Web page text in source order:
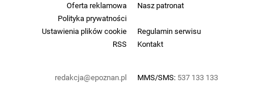
Oferta reklamowa
Nasz patronat
Polityka prywatności
Ustawienia plików cookie
Regulamin serwisu
RSS
Kontakt
redakcja@epoznan.pl MMS/SMS: 537 133 133